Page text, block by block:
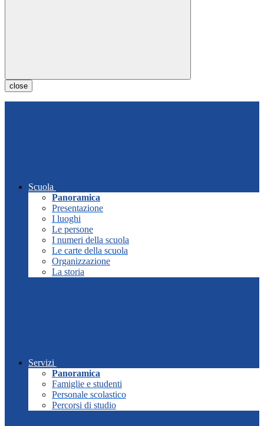
close
Scuola
Panoramica
Presentazione
I luoghi
Le persone
I numeri della scuola
Le carte della scuola
Organizzazione
La storia
Servizi
Panoramica
Famiglie e studenti
Personale scolastico
Percorsi di studio